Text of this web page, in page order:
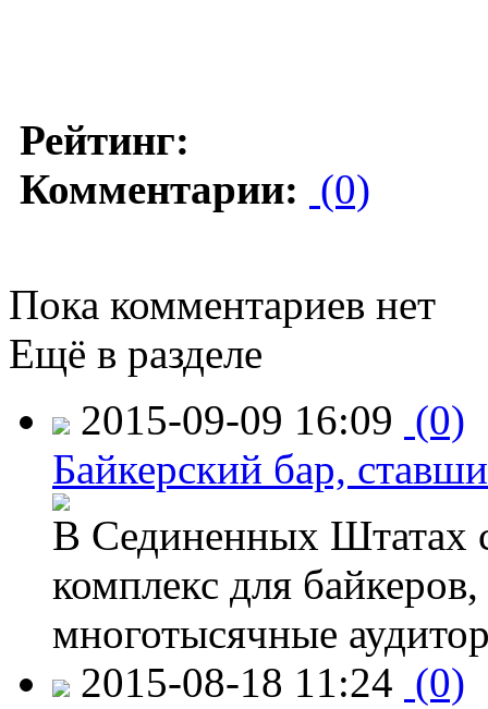
Рейтинг:
Комментарии: (0)
Пока комментариев нет
Ещё в разделе
2015-09-09 16:09 (0)
Байкерский бар,
В Сединенных Штатах
комплекс для
многотысячные
2015-08-18 11:24 (0)